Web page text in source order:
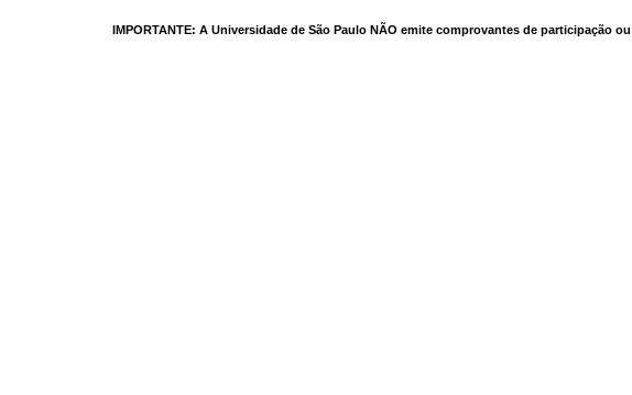
IMPORTANTE: A Universidade de São Paulo NÃO emite comprovantes de